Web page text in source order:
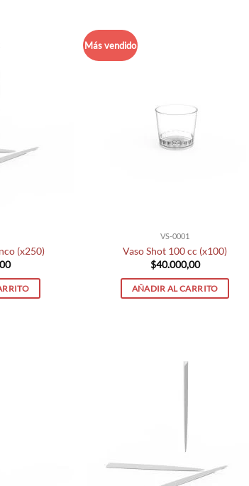
(x250)
Más vendido
VS-0001
Vaso Shot 100 cc (x100)
$40.000,00
AÑADIR AL CARRITO